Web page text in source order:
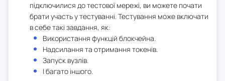
підключилися до тестової мережі, ви можете почати
брати участь у тестуванні. Тестування може включати
в себе такі завдання, як:
Використання функцій блокчейна.
Надсилання та отримання токенів.
Запуск вузлів.
І багато іншого.